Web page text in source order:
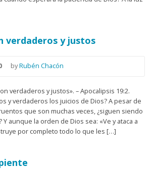
verdaderos y justos
byRubén Chacón
verdaderos y justos». – Apocalipsis 19:2.
y verdaderos los juicios de Dios? A pesar de
que son muchas veces, ¿siguen siendo
aunque la orden de Dios sea: «Ve y ataca a
por completo todo lo que les […]